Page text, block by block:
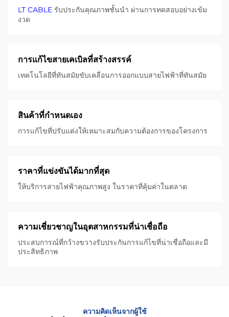
LT CABLE รับประกันคุณภาพชั้นนํา ผ่านการทดสอบอย่างเข้ม
งวด
การแก้ไขสายเคเบิลที่สร้างสรรค์
เทคโนโลยีที่ทันสมัยขับเคลื่อนการออกแบบสายไฟฟ้าที่ทันสมัย
สินค้าที่กําหนดเอง
การแก้ไขที่ปรับแต่งให้เหมาะสมกับความต้องการของโครงการ
ราคาที่แข่งขันได้มากที่สุด
ให้บริการสายไฟฟ้าคุณภาพสูง ในราคาที่คุ้มค่าในตลาด
ความเชี่ยวชาญในอุตสาหกรรมที่น่าเชื่อถือ
ประสบการณ์ที่กว้างขวางรับประกันการแก้ไขที่น่าเชื่อถือและมี
ประสิทธิภาพ
ความคิดเห็นจากผู้ใช้